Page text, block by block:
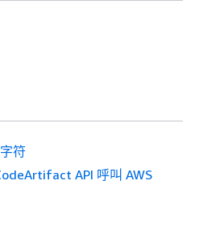
符
API 呼叫 AWS